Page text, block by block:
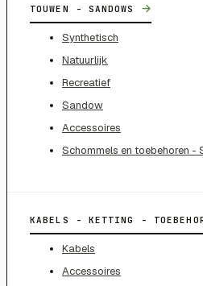
TOUWEN - SANDOWS →
Synthetisch
Natuurlijk
Recreatief
Sandow
Accessoires
Schommels en toebehoren -
KABELS - KETTING -
Kabels
Accessoires